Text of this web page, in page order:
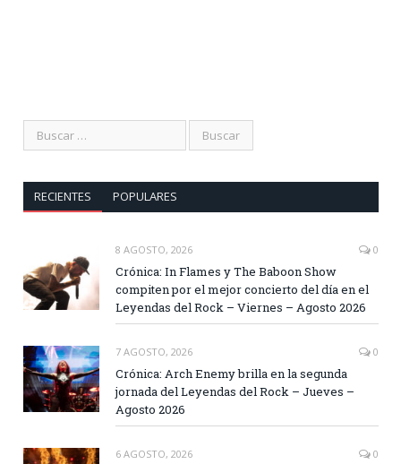
RECIENTES POPULARES
8 AGOSTO, 2026 0
Crónica: In Flames y The Baboon Show
compiten por el mejor concierto del día en el
Leyendas del Rock – Viernes – Agosto 2026
7 AGOSTO, 2026 0
Crónica: Arch Enemy brilla en la segunda
jornada del Leyendas del Rock – Jueves –
Agosto 2026
6 AGOSTO, 2026 0